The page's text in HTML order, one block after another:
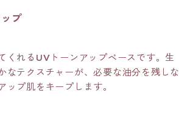
プ
くれるUVトーンアップベースです。生
なテクスチャーが、必要な油分を残しな
プ肌をキープします。